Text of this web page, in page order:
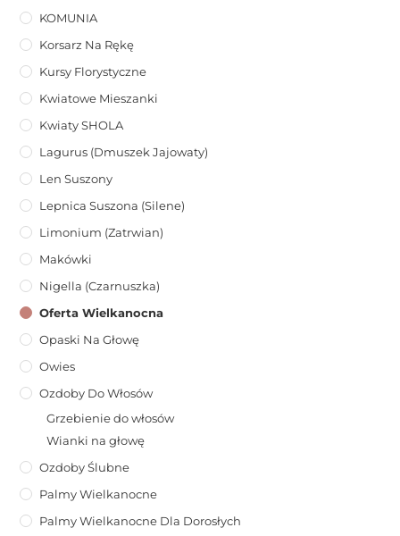
KOMUNIA
Korsarz Na Rękę
Kursy Florystyczne
Kwiatowe Mieszanki
Kwiaty SHOLA
Lagurus (dmuszek Jajowaty)
Len Suszony
Lepnica Suszona (Silene)
Limonium (zatrwian)
Makówki
Nigella (Czarnuszka)
Oferta Wielkanocna
Opaski Na Głowę
Owies
Ozdoby Do Włosów
Grzebienie do włosów
Wianki na głowę
Ozdoby Ślubne
Palmy Wielkanocne
Palmy Wielkanocne Dla Dorosłych